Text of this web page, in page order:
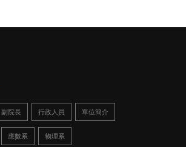
副院長 行政人員 單位簡介
應數系 物理系